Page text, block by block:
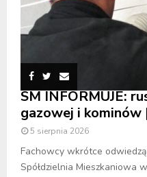
SM INFORMUJE:
gazowej i
5 sierpnia 2026
Fachowcy wkrótce
Spółdzielnia Mieszkaniowa